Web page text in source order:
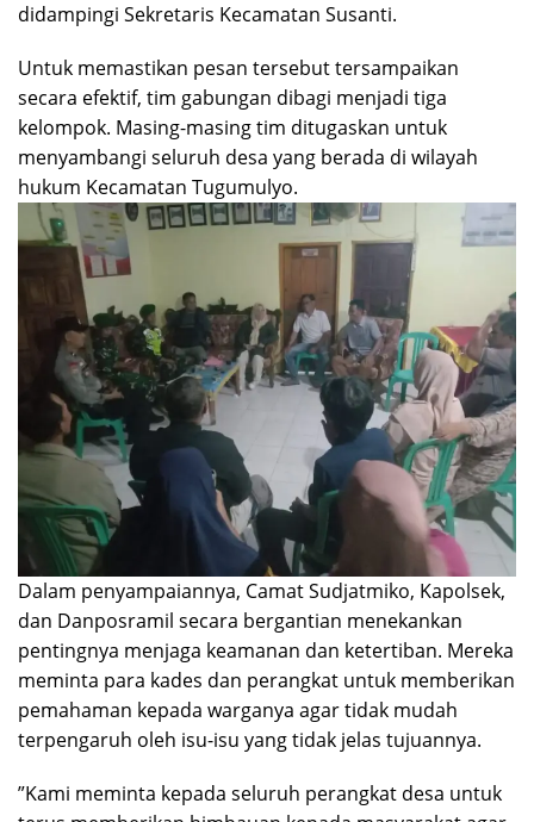
didampingi Sekretaris Kecamatan Susanti.
​Untuk memastikan pesan tersebut tersampaikan
secara efektif, tim gabungan dibagi menjadi tiga
kelompok. Masing-masing tim ditugaskan untuk
menyambangi seluruh desa yang berada di wilayah
hukum Kecamatan Tugumulyo.
​Dalam penyampaiannya, Camat Sudjatmiko, Kapolsek,
dan Danposramil secara bergantian menekankan
pentingnya menjaga keamanan dan ketertiban. Mereka
meminta para kades dan perangkat untuk memberikan
pemahaman kepada warganya agar tidak mudah
terpengaruh oleh isu-isu yang tidak jelas tujuannya.
​”Kami meminta kepada seluruh perangkat desa untuk